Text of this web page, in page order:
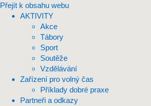
Přejít k obsahu webu
AKTIVITY
Akce
Tábory
Sport
Soutěže
Vzdělávání
Zařízení pro volný čas
Příklady dobré praxe
Partneři a odkazy